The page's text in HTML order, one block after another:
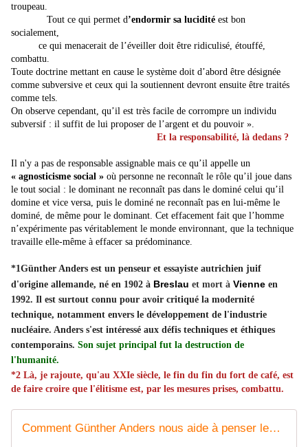
troupeau.
Tout ce qui permet d’endormir sa lucidité est bon
socialement,
ce qui menacerait de l’éveiller doit être ridiculisé, étouffé,
combattu.
Toute doctrine mettant en cause le système doit d’abord être désignée
comme subversive et ceux qui la soutiennent devront ensuite être traités
comme tels.
On observe cependant, qu’il est très facile de corrompre un individu
subversif : il suffit de lui proposer de l’argent et du pouvoir ».
Et la responsabilité, là dedans ?
Il n'y a pas de responsable assignable mais ce qu’il appelle un
« agnosticisme social » où personne ne reconnaît le rôle qu’il joue dans
le tout social : le dominant ne reconnaît pas dans le dominé celui qu’il
domine et vice versa, puis le dominé ne reconnaît pas en lui-même le
dominé, de même pour le dominant. Cet effacement fait que l’homme
n’expérimente pas véritablement le monde environnant, que la technique
travaille elle-même à effacer sa prédominance.
*1Günther Anders est un penseur et essayiste autrichien juif
d'origine allemande, né en 1902 à Breslau et mort à Vienne en
1992. Il est surtout connu pour avoir critiqué la modernité
technique, notamment envers le développement de l'industrie
nucléaire. Anders s'est intéressé aux défis techniques et éthiques
contemporains. Son sujet principal fut la destruction de
l'humanité.
*2 Là, je rajoute, qu'au XXIe siècle, le fin du fin du fort de café, est
de faire croire que l'élitisme est, par les mesures prises, combattu.
Comment Günther Anders nous aide à penser les catastrophes ?